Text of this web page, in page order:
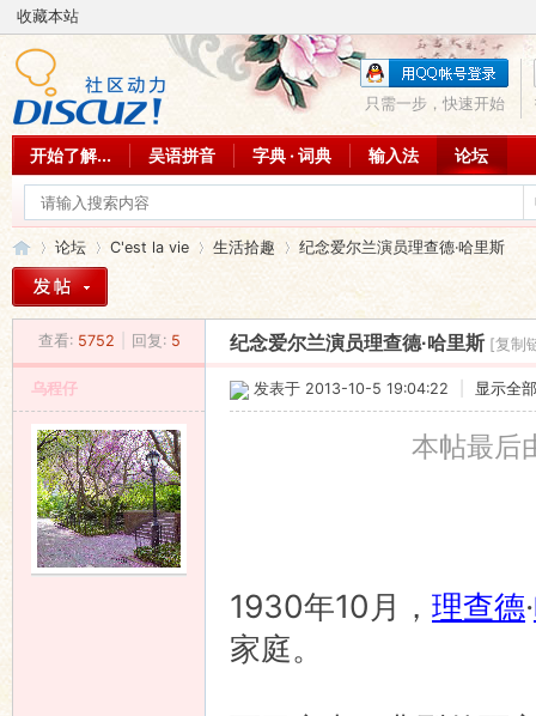
收藏本站
只需一步，快速开始
开始了解... 吴语拼音 字典 · 词典 输入法 论坛
»
论坛
›
C'est la vie 生活拾趣
›
纪念爱尔兰演员理查德·哈里斯
查看: 5752 回复: 5 纪念爱尔兰演员理查德·哈里斯 [复制
乌程仔 发表于 2013-10-5 19:04:22 显示全
本帖最后
1930年10月， 理查德·
家庭。